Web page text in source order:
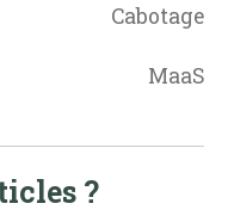
Cabotage
MaaS
?